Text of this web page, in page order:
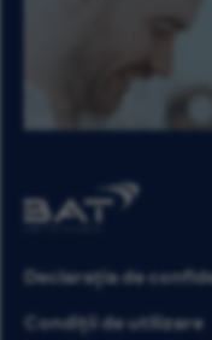
Declarația de
Condiții de utilizare